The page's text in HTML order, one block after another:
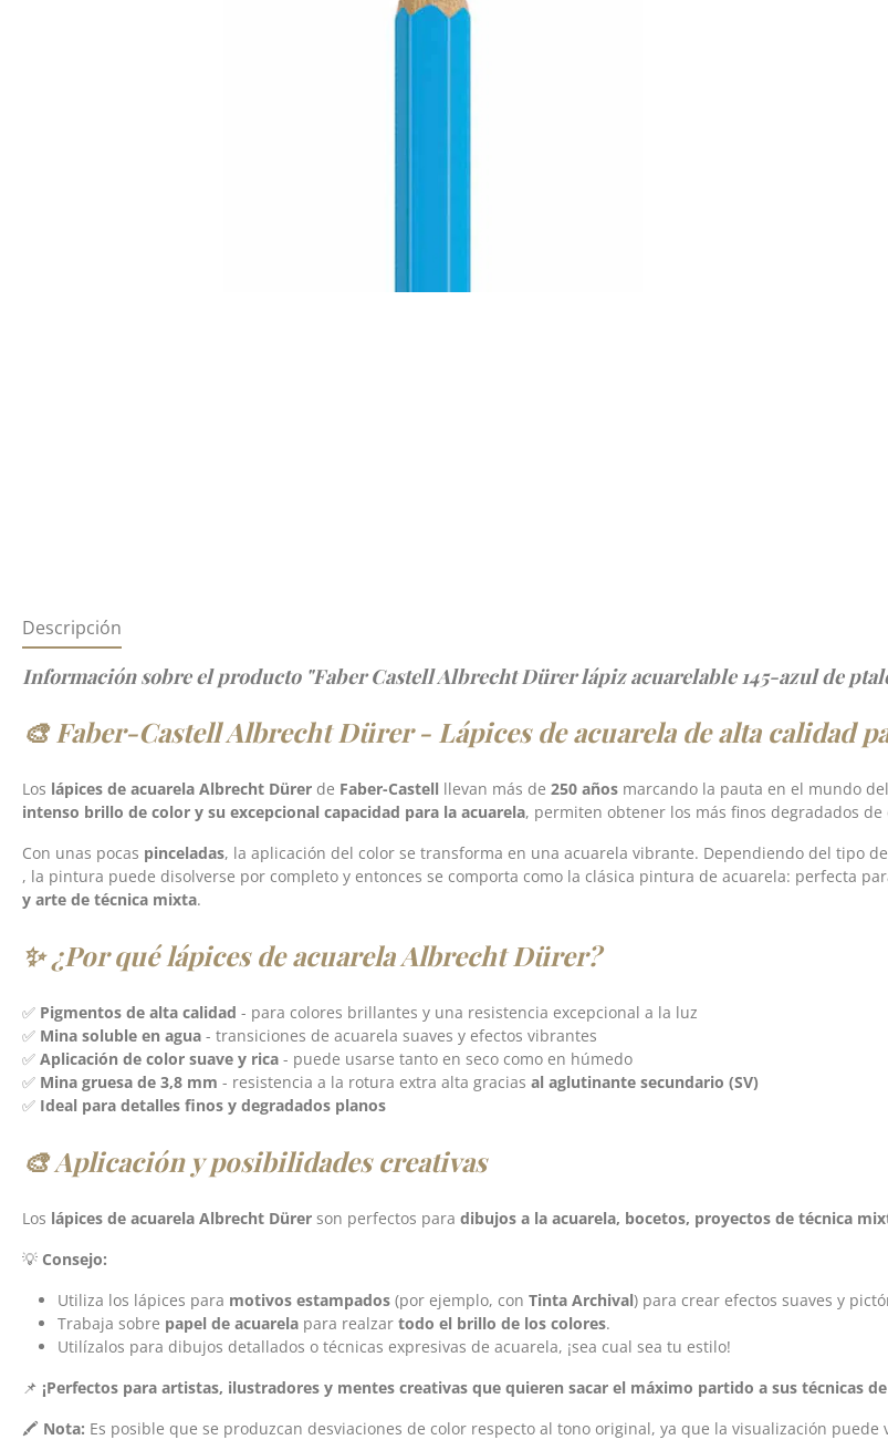
Descripción
Información sobre el producto "Faber Castell Albrecht Dürer lápiz acuarelable 145-azul de
🎨 Faber-Castell Albrecht Dürer - Lápices de acuarela de alta calidad
Los lápices de acuarela Albrecht Dürer de Faber-Castell llevan más de 250 años marcando la pauta en el mundo
intenso brillo de color y su excepcional capacidad para la acuarela, permiten obtener los más finos degradados
Con unas pocas pinceladas, la aplicación del color se transforma en una acuarela vibrante. Dependiendo del tipo
, la pintura puede disolverse por completo y entonces se comporta como la clásica pintura de acuarela: perfecta
y arte de técnica mixta.
✨ ¿Por qué lápices de acuarela Albrecht Dürer?
✅ Pigmentos de alta calidad - para colores brillantes y una resistencia excepcional a la luz
✅ Mina soluble en agua - transiciones de acuarela suaves y efectos vibrantes
✅ Aplicación de color suave y rica - puede usarse tanto en seco como en húmedo
✅ Mina gruesa de 3,8 mm - resistencia a la rotura extra alta gracias al aglutinante secundario (SV)
✅ Ideal para detalles finos y degradados planos
🎨 Aplicación y posibilidades creativas
Los lápices de acuarela Albrecht Dürer son perfectos para dibujos a la acuarela, bocetos, proyectos de técnica
💡 Consejo:
Utiliza los lápices para motivos estampados (por ejemplo, con Tinta Archival) para crear efectos suaves y
Trabaja sobre papel de acuarela para realzar todo el brillo de los colores.
Utilízalos para dibujos detallados o técnicas expresivas de acuarela, ¡sea cual sea tu estilo!
📌 ¡Perfectos para artistas, ilustradores y mentes creativas que quieren sacar el máximo partido a sus técnicas
🖍️ Nota: Es posible que se produzcan desviaciones de color respecto al tono original, ya que la visualización